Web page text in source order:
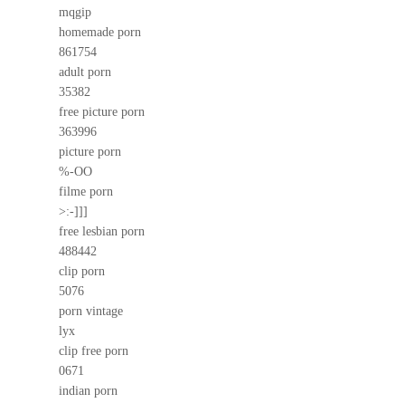
mqgip
homemade porn
861754
adult porn
35382
free picture porn
363996
picture porn
%-OO
filme porn
>:-]]]
free lesbian porn
488442
clip porn
5076
porn vintage
lyx
clip free porn
0671
indian porn